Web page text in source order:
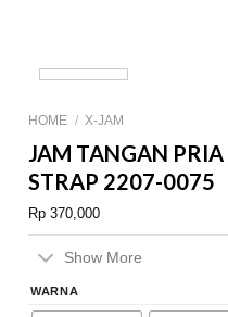
HOME / X-JAM
JAM TANGAN
STRAP 2207-0075
Rp 370,000
Show More
WARNA